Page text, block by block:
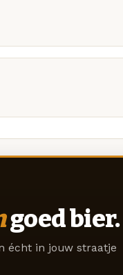
goed bier.
écht in jouw straatje